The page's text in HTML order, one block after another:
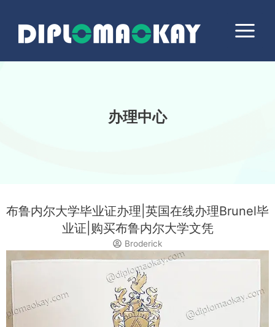
Menu
办理中心
布鲁内尔大学毕业证办理|英国在线办理Brunel毕
业证|购买布鲁内尔大学文凭
Broderick